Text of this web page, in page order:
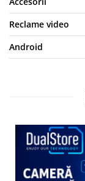
Reclame video
Android